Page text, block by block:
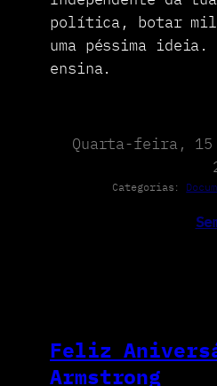
política, botar
uma péssima
ensina.
Quarta-feira, 15
Categorias:
Feliz
Armstrong